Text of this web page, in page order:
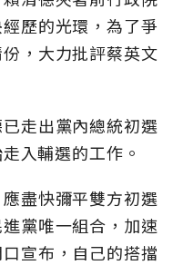
歷的光環，為了爭
，大力批評蔡英文
走出黨內總統初選
入輔選的工作。
盡快彌平雙方初選
黨唯一組合，加速
宣布，自己的搭擋